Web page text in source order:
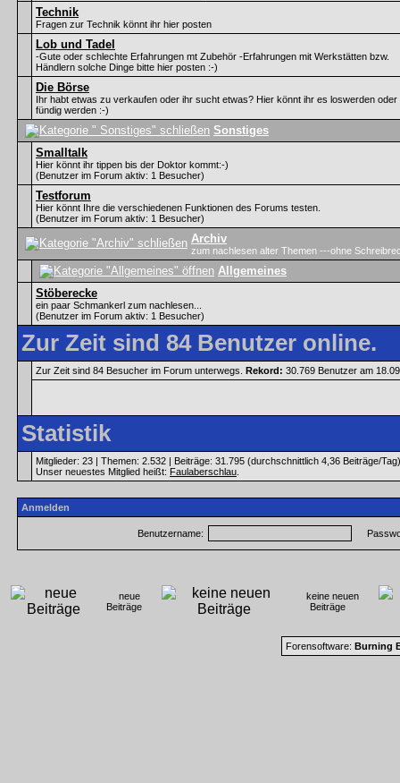
Technik
Fragen zur Technik könnt ihr hier posten
Lob und Tadel
-Gute oder schlechte Erfahrungen mt Zubehör -Erfahrungen mit Werkstätten bzw.
Händlern solche Dinge bitte hier posten :-)
Die Börse
Ihr habt etwas zu verkaufen oder ihr sucht etwas? Hier könnt ihr es loswerden oder
fündig werden :-)
Sonstiges
Smalltalk
Hier könnt ihr tippen bis der Doktor kommt:-)
(Benutzer im Forum aktiv: 1 Besucher)
Testforum
Hier könnt Ihre die verschiedenen Funktionen des Forums testen.
(Benutzer im Forum aktiv: 1 Besucher)
Archiv
zum nachlesen alter Themen ---ohne
Allgemeines
Stöberecke
ein paar Schmankerl zum nachlesen...
(Benutzer im Forum aktiv: 1 Besucher)
Zur Zeit sind 84 Benutzer online.
Zur Zeit sind 84 Besucher im Forum unterwegs. Rekord: 30.769 Benutzer am
Statistik
Mitglieder: 23 | Themen: 2.532 | Beiträge: 31.795 (durchschnittlich 4,36 Beiträge/Tag)
Unser neuestes Mitglied heißt: Faulaberschlau
Anmelden
Benutzername:
neue
Beiträge
keine neuen
Beiträge
Forensoftware: Burning